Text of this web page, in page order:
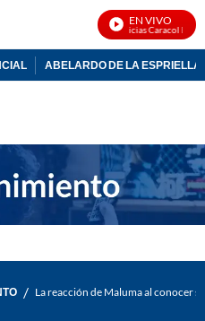
EN VIVO
Noticias Caracol En
ABELARDO DE LA ESPRIELLA
/ La reacción de Maluma al conocer